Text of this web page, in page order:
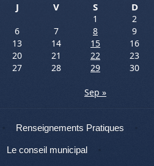
J V S D
1
2
6 7 8
9
13 14 15
16
20 21 22
23
27 28 29
30
Sep »
Renseignements Pratiques
Le conseil municipal